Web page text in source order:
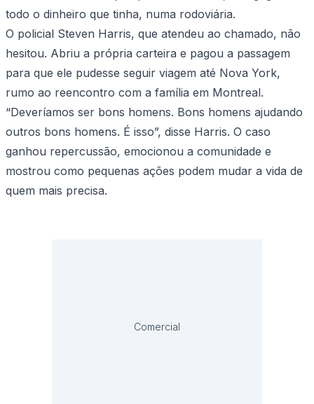
todo o dinheiro que tinha, numa rodoviária.
O policial Steven Harris, que atendeu ao chamado, não
hesitou. Abriu a própria carteira e pagou a passagem
para que ele pudesse seguir viagem até Nova York,
rumo ao reencontro com a família em Montreal.
“Deveríamos ser bons homens. Bons homens ajudando
outros bons homens. É isso”, disse Harris. O caso
ganhou repercussão, emocionou a comunidade e
mostrou como pequenas ações podem mudar a vida de
quem mais precisa.
Comercial